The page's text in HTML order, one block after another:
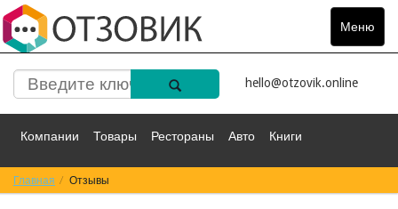
Меню
Toggle
hello@otzovik.online
Компании Товары Рестораны Авто Книги
Спорт Фильмы
Главная Отзывы